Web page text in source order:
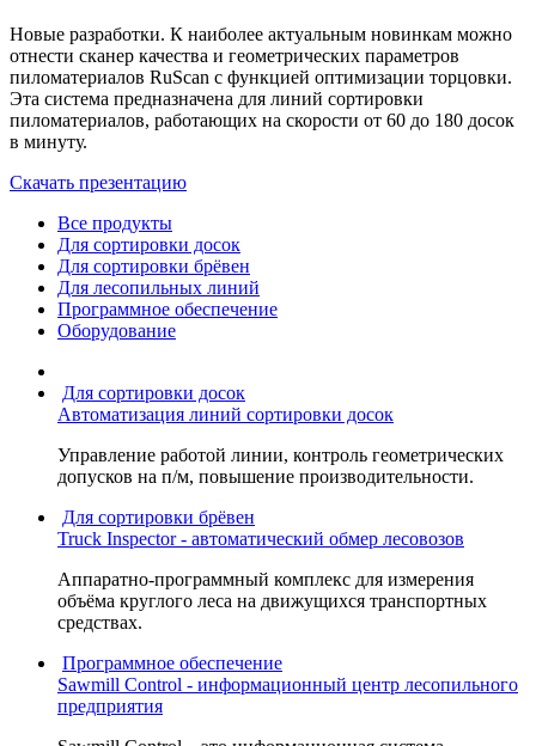
Новые разработки. К наиболее актуальным новинкам можно
отнести сканер качества и геометрических параметров
пиломатериалов RuScan с функцией оптимизации торцовки.
Эта система предназначена для линий сортировки
пиломатериалов, работающих на скорости от 60 до 180 досок
в минуту.
Скачать презентацию
Все продукты
Для сортировки досок
Для сортировки брёвен
Для лесопильных линий
Программное обеспечение
Оборудование
Для сортировки досок
Автоматизация линий сортировки досок
Управление работой линии, контроль геометрических
допусков на п/м, повышение производительности.
Для сортировки брёвен
Truck Inspector - автоматический обмер лесовозов
Аппаратно-программный комплекс для измерения
объёма круглого леса на движущихся транспортных
средствах.
Программное обеспечение
Sawmill Control - информационный центр лесопильного
предприятия